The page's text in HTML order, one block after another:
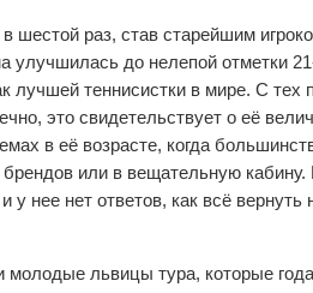
шестой раз, став старейшим
улучшилась до нелепой отметки
лучшей теннисистки в мире. С тех
это свидетельствует о её
в её возрасте, когда
или в вещательную кабину.
нее нет ответов, как всё вернуть
молодые львицы тура, которые